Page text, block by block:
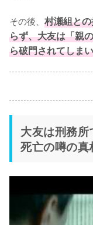
その後、 村瀬組と
らず、大友は「親
ら破門されてしま
大友は刑務
死亡の噂の真